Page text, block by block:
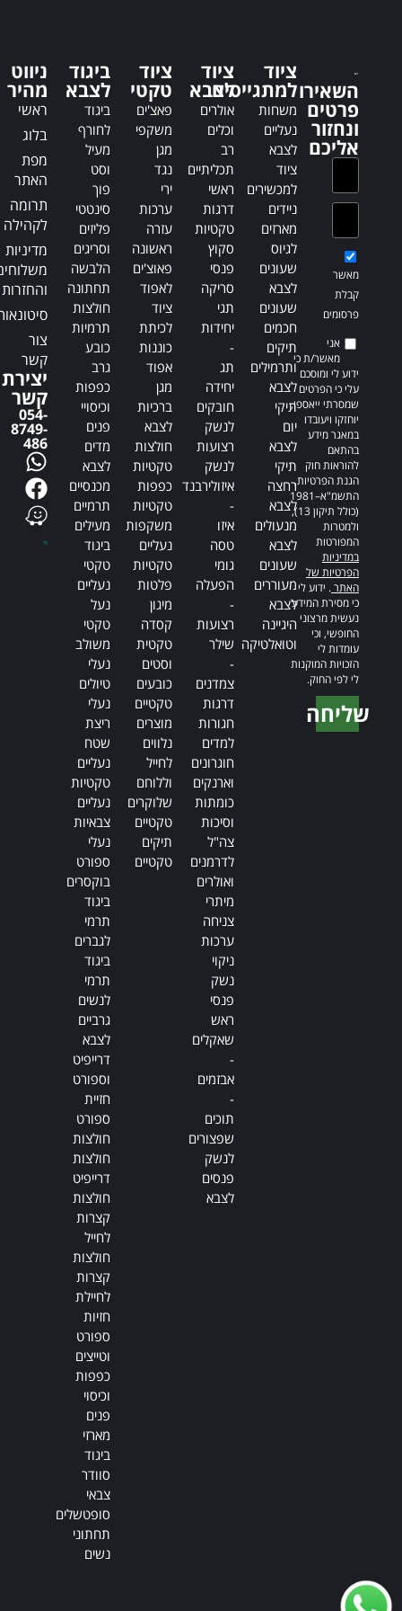
t
i
v
e
t
i
השאירו
פרטים
ונחזור
אליכם
מאשר
קבלת
פרסומים
אני
מאשר/ת כי
ידוע לי ומוסכם
עלי כי הפרטים
שמסרתי ייאספו,
יוחזקו ויעובדו
במאגר מידע
בהתאם
להוראות חוק
הגנת הפרטיות,
התשמ"א–1981
(כולל תיקון 13),
ולמטרות
המפורטות
במדיניות
הפרטיות של
האתר. ידוע לי
כי מסירת המידע
נעשית מרצוני
החופשי, וכי
עומדות לי
הזכויות המוקנות
לי לפי החוק.
שליחה
ציוד
למתגייסים
משחות
נעליים
לצבא
ציוד
למכשירים
ניידים
מארזים
לגיוס
שעונים
לצבא
שעונים
חכמים
תיקים
ותרמילים
לצבא
תיקי
יום
לצבא
תיקי
רחצה
לצבא
מנעולים
לצבא
שעונים
מעוררים
לצבא
היגיינה
וטואלטיקה
ציוד
לצבא
אולרים
וכלים
רב
תכליתיים
ראשי
דרגות
טקטיות
סקוץ
פנסי
סריקה
תגי
יחידות
-
תג
יחידה
חובקים
לנשק
רצועות
לנשק
איזולירבנד
-
איזו
טסה
גומי
הפעלה
-
רצועות
שילר
-
צמדנים
דרגות
חגורות
למדים
חוגרונים
וארנקים
כומתות
וסיכות
צה"ל
לדרמנים
ואולרים
מיתרי
צניחה
ערכות
ניקוי
נשק
פנסי
ראש
שאקלים
-
אבזמים
-
תוכים
שפצורים
לנשק
פנסים
לצבא
ציוד
טקטי
פאצ'ים
משקפי
מגן
נגד
ירי
ערכות
עזרה
ראשונה
פאוצ'ים
לאפוד
ציוד
לכיתת
כוננות
אפוד
מגן
ברכיות
לצבא
חולצות
טקטיות
כפפות
טקטיות
משקפות
נעליים
טקטיות
פלטות
מיגון
קסדה
טקטית
וסטים
כובעים
טקטיים
מוצרים
נלווים
לחייל
וללוחם
שלוקרים
טקטיים
תיקים
טקטיים
ביגוד
לצבא
ביגוד
לחורף
מעיל
וסט
פוך
סינטטי
פליזים
וסריגים
הלבשה
תחתונה
חולצות
תרמיות
כובע
גרב
כפפות
וכיסויי
פנים
מדים
לצבא
מכנסיים
תרמיים
מעילים
ביגוד
טקטי
נעליים
נעל
טקטי
משולב
נעלי
טיולים
נעלי
ריצת
שטח
נעליים
טקטיות
נעליים
צבאיות
נעלי
ספורט
בוקסרים
ביגוד
תרמי
לגברים
ביגוד
תרמי
לנשים
גרביים
לצבא
דרייפיט
וספורט
חזיית
ספורט
חולצות
חולצות
דרייפיט
חולצות
קצרות
לחייל
חולצות
קצרות
לחיילת
חזיות
ספורט
וטייצים
כפפות
וכיסוי
פנים
מארזי
ביגוד
סוודר
צבאי
סופטשלים
תחתוני
נשים
ניווט
מהיר
ראשי
בלוג
מפת
האתר
תרומה
לקהילה
מדיניות
והחזרות
צור
קשר
יצירת
קשר
054-
8749-
486